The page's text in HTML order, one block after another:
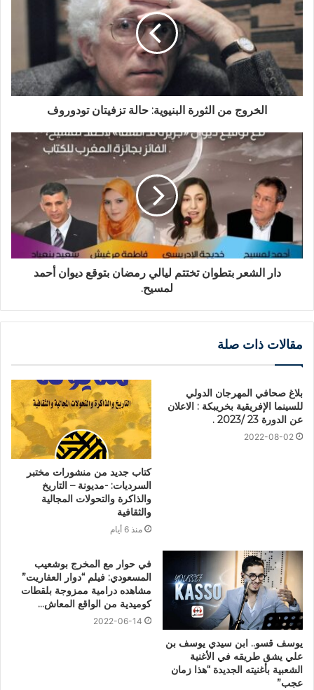
الخروج من الثورة البنيوية: حالة تزفيتان تودوروف
دار الشعر بتطوان تختتم ليالي رمضان بتوقع ديوان أحمد
لمسيح.
مقالات ذات صلة
بلاغ صحافي المهرجان الدولي
للسينما الإفريقية بخريبكة : الاعلان
عن الدورة 23 /2023 .
2022-08-02
كتاب جديد من منشورات مختبر
السرديات: -مديونة – التاريخ
والذاكرة والتحولات المجالية
والثقافية
منذ 6 أيام
يوسف قسو.. ابن سيدي يوسف بن
علي يشق طريقه في الأغنية
الشعبية بأغنيته الجديدة “هذا زمان
عجب”
في حوار مع المخرج بوشعيب
المسعودي: فيلم “دوار العفاريت”
مشاهده درامية ممزوجة بلقطات
كوميدية من الواقع المعاش…
2022-06-14